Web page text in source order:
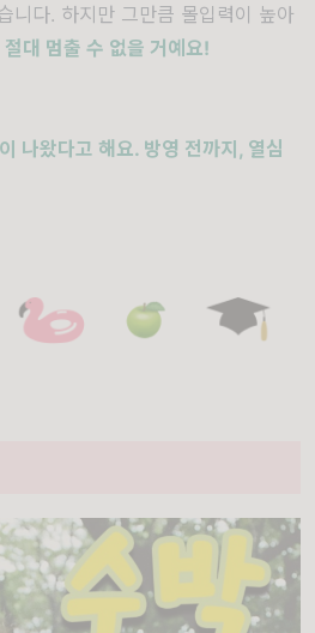
니다. 하지만 그만큼 몰입력이 높아
대 멈출 수 없을 거예요!
나왔다고 해요. 방영 전까지, 열심